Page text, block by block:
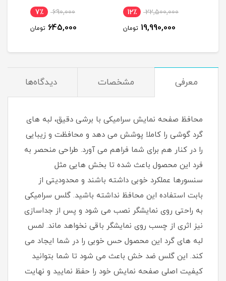
690,000
645,000
9,750,000
9,490,000
معرفی مشخصات دیدگاه‌ها
محافظ صفحه نمایش سرامیکی با برشی دقیق، لبه های
گرد گوشی را کاملا پوشش می دهد و محافظت و زیبایی
را در کنار هم برای شما فراهم می آورد. طراحی منحصر به
فرد این محصول باعث شده تا بخش هایی مثل
سنسورها عملکرد خوبی داشته باشند و محدودیتی از
بابت استفاده این محافظ نداشته باشید. گلس سرامیکی
به راحتی روی نمایشگر نصب می شود و پس از جداسازی
نیز اثری از چسب روی نمایشگر باقی نخواهد ماند. لمس
لبه های گرد این محصول حس خوبی را در شما ایجاد می
کند. این گلس ضد خش باعث می شود تا شما بتوانید
کیفیت اصلی صفحه نمایش خود را حفظ نمایید و نهایت